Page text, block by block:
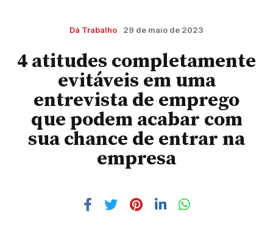
Dá Trabalho 29 de maio de 2023
4 atitudes completamente
evitáveis em uma
entrevista de emprego
que podem acabar com
sua chance de entrar na
empresa